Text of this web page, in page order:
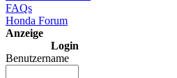
FAQs
Honda Forum
Anzeige
Login
Benutzername